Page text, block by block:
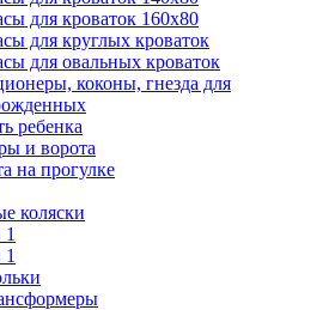
для кроваток 160х80
для круглых кроваток
для овальных кроваток
коконы, гнезда для
ребенка
и ворота
на прогулке
коляски